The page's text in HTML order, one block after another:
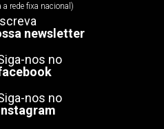
a rede fixa nacional)
newsletter
nos no
nos no